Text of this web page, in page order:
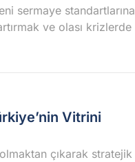
sermaye standartlarına
ve olası krizlerde
Vitrini
çıkarak stratejik